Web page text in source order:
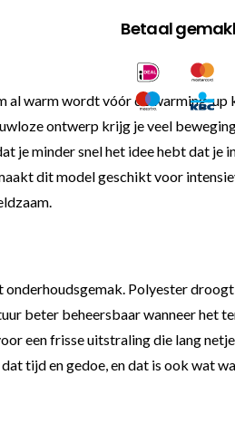
Betaal
warm wordt vóór de warming-up
ontwerp krijg je veel
minder snel het idee hebt dat je
dit model geschikt voor
onderhoudsgemak. Polyester
beter beheersbaar wanneer het
een frisse uitstraling die lang
tijd en gedoe, en dat is ook wat